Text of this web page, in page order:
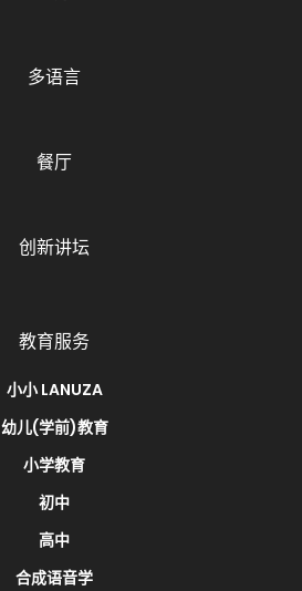
多语言
餐厅
创新讲坛
教育服务
小小 LANUZA
幼儿(学前)教育
小学教育
初中
高中
合成语音学